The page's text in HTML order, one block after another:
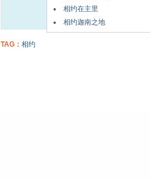
相约在主里
相约迦南之地
TAG： 相约